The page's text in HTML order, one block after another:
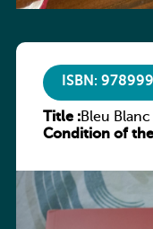
ISBN:
Title :Bleu
Condition of